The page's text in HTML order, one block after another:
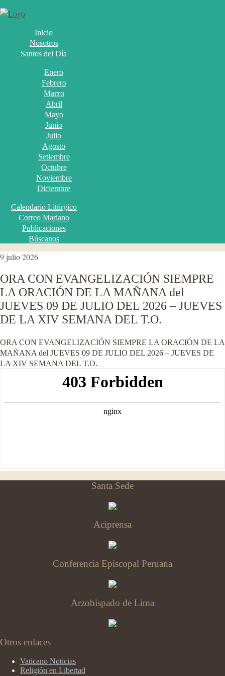
Inicio
Nosotros
Santos del Día
Enero
Febrero
Marzo
Abril
Mayo
Junio
Julio
Agosto
Setiembre
Octubre
Noviembre
Diciembre
Calendario Litúrgico
Correo Mariano
Publicaciones
Búscanos
9 julio 2026
ORA CON EVANGELIZACIÓN SIEMPRE
LA ORACIÓN DE LA MAÑANA del
JUEVES 09 DE JULIO DEL 2026 – JUEVES
DE LA XIV SEMANA DEL T.O.
ORA CON EVANGELIZACIÓN SIEMPRE LA ORACIÓN DE LA
MAÑANA del JUEVES 09 DE JULIO DEL 2026 – JUEVES DE
LA XIV SEMANA DEL T.O.
Santa Sede
Aciprensa
Conferencia Episcopal Peruana
Arzobispado de Lima
Otros enlaces
Vaticano Noticias
Religión en Libertad